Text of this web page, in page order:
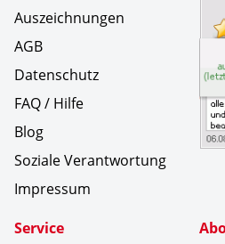
Auszeichnungen
AGB
Datenschutz
FAQ / Hilfe
Blog
Soziale Verantwortung
Impressum
Service